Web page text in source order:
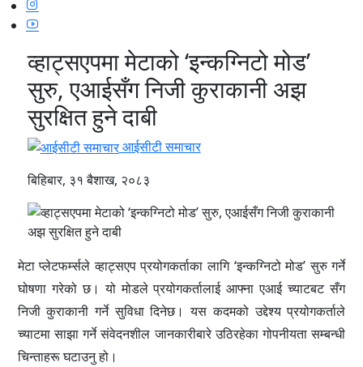
व्हाट्सएपमा मेटाको ‘इन्कग्निटो मोड’
सुरु, एआईसँग निजी कुराकानी अझ
सुरक्षित हुने दाबी
आईसीटी समाचार
बिहिबार, ३१ बैशाख, २०८३
मेटा प्लेटफर्म्सले व्हाट्सएप प्रयोगकर्ताका लागि ‘इन्कग्निटो मोड’ सुरु गर्ने
घोषणा गरेको छ। यो मोडले प्रयोगकर्तालाई आफ्ना एआई च्याटबट सँग
निजी कुराकानी गर्ने सुविधा दिनेछ। यस कदमको उद्देश्य प्रयोगकर्ताले
च्याटमा साझा गर्ने संवेदनशील जानकारीबारे उठिरहेका गोपनीयता सम्बन्धी
चिन्ताहरू घटाउनु हो।